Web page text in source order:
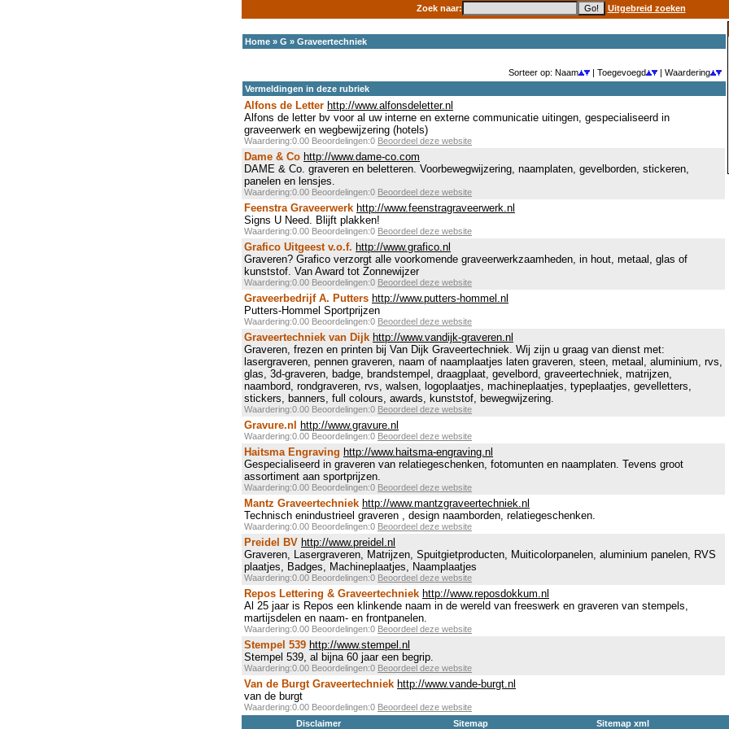
Zoek naar: Uitgebreid zoeken
Home » G » Graveertechniek
Sorteer op: Naam | Toegevoegd
| Waardering
Vermeldingen in deze rubriek
Alfons de Letter http://www.alfonsdeletter.nl
Alfons de letter bv voor al uw interne en externe communicatie uitingen, gespecialiseerd in
graveerwerk en wegbewijzering (hotels)
Waardering:0.00 Beoordelingen:0 Beoordeel deze website
Dame & Co http://www.dame-co.com
DAME & Co. graveren en beletteren. Voorbewegwijzering, naamplaten, gevelborden, stickeren,
panelen en lensjes.
Waardering:0.00 Beoordelingen:0 Beoordeel deze website
Feenstra Graveerwerk http://www.feenstragraveerwerk.nl
Signs U Need. Blijft plakken!
Waardering:0.00 Beoordelingen:0 Beoordeel deze website
Grafico Uitgeest v.o.f. http://www.grafico.nl
Graveren? Grafico verzorgt alle voorkomende graveerwerkzaamheden, in hout, metaal, glas of
kunststof. Van Award tot Zonnewijzer
Waardering:0.00 Beoordelingen:0 Beoordeel deze website
Graveerbedrijf A. Putters http://www.putters-hommel.nl
Putters-Hommel Sportprijzen
Waardering:0.00 Beoordelingen:0 Beoordeel deze website
Graveertechniek van Dijk http://www.vandijk-graveren.nl
Graveren, frezen en printen bij Van Dijk Graveertechniek. Wij zijn u graag van dienst met:
lasergraveren, pennen graveren, naam of naamplaatjes laten graveren, steen, metaal, aluminium, rvs,
glas, 3d-graveren, badge, brandstempel, draagplaat, gevelbord, graveertechniek, matrijzen,
naambord, rondgraveren, rvs, walsen, logoplaatjes, machineplaatjes, typeplaatjes, gevelletters,
stickers, banners, full colours, awards, kunststof, bewegwijzering.
Waardering:0.00 Beoordelingen:0 Beoordeel deze website
Gravure.nl http://www.gravure.nl
Waardering:0.00 Beoordelingen:0 Beoordeel deze website
Haitsma Engraving http://www.haitsma-engraving.nl
Gespecialiseerd in graveren van relatiegeschenken, fotomunten en naamplaten. Tevens groot
assortiment aan sportprijzen.
Waardering:0.00 Beoordelingen:0 Beoordeel deze website
Mantz Graveertechniek http://www.mantzgraveertechniek.nl
Technisch enindustrieel graveren , design naamborden, relatiegeschenken.
Waardering:0.00 Beoordelingen:0 Beoordeel deze website
Preidel BV http://www.preidel.nl
Graveren, Lasergraveren, Matrijzen, Spuitgietproducten, Muiticolorpanelen, aluminium panelen, RVS
plaatjes, Badges, Machineplaatjes, Naamplaatjes
Waardering:0.00 Beoordelingen:0 Beoordeel deze website
Repos Lettering & Graveertechniek http://www.reposdokkum.nl
Al 25 jaar is Repos een klinkende naam in de wereld van freeswerk en graveren van stempels,
martijsdelen en naam- en frontpanelen.
Waardering:0.00 Beoordelingen:0 Beoordeel deze website
Stempel 539 http://www.stempel.nl
Stempel 539, al bijna 60 jaar een begrip.
Waardering:0.00 Beoordelingen:0 Beoordeel deze website
Van de Burgt Graveertechniek http://www.vande-burgt.nl
van de burgt
Waardering:0.00 Beoordelingen:0 Beoordeel deze website
Disclaimer Sitemap Sitemap xml